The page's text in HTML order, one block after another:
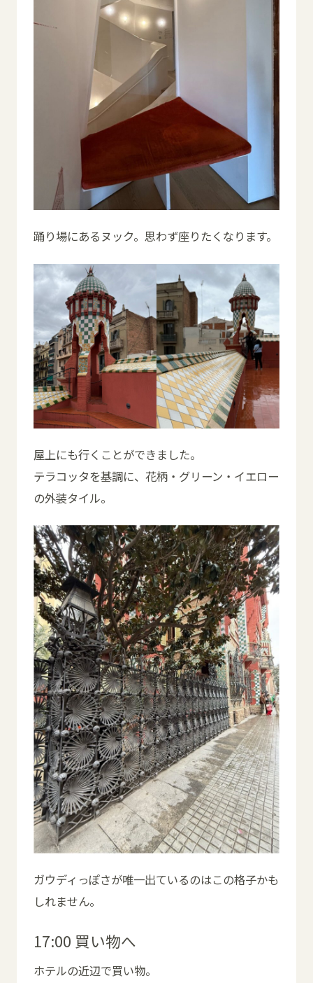
踊り場にあるヌック。思わず座りたくなります。
屋上にも行くことができました。
テラコッタを基調に、花柄・グリーン・イエロー
の外装タイル。
ガウディっぽさが唯一出ているのはこの格子かも
しれません。
17:00 買い物へ
ホテルの近辺で買い物。